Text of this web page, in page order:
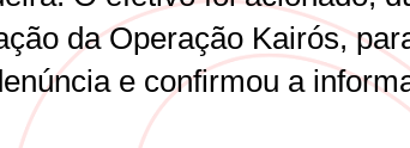
da Operação Kairós,
e confirmou a